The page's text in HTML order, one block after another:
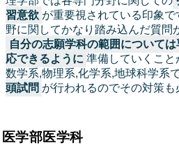
習意欲 が重要視されている印象
野に関してかなり踏み込んだ質問
自分の志願学科の範囲について
応できるように 準備していくこと
数学系,物理系,化学系,地球科学系
頭試問 が行われるのでその対策も
医学部医学科